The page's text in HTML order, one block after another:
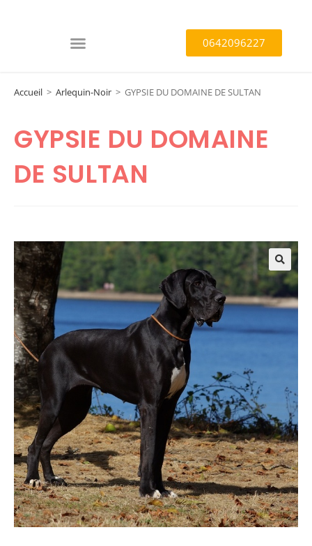
0642096227
Accueil > Arlequin-Noir > GYPSIE DU DOMAINE DE SULTAN
GYPSIE DU DOMAINE
DE SULTAN
🔍